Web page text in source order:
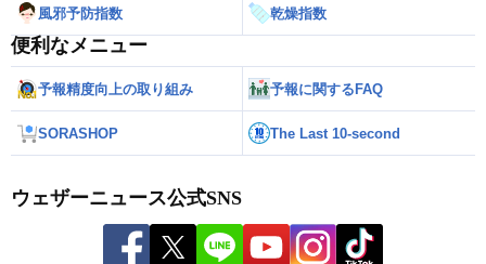
風邪予防指数 乾燥指数
便利なメニュー
予報精度向上の取り組み 予報に関するFAQ
SORASHOP The Last 10-second
ウェザーニュース公式SNS